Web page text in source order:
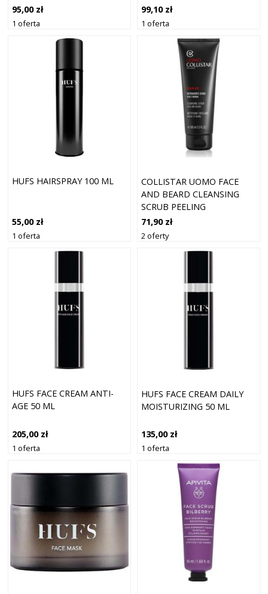
95,00 zł
1 oferta
99,10 zł
1 oferta
HUFS HAIRSPRAY 100 ML
55,00 zł
1 oferta
COLLISTAR UOMO FACE
AND BEARD CLEANSING
SCRUB PEELING
OCZYSZCZAJĄCY
PRZYGOTOWUJĄCY SKÓRĘ
DO GOLENIA 100 ML
71,90 zł
2 oferty
HUFS FACE CREAM ANTI-
AGE 50 ML
205,00 zł
1 oferta
HUFS FACE CREAM DAILY
MOISTURIZING 50 ML
135,00 zł
1 oferta